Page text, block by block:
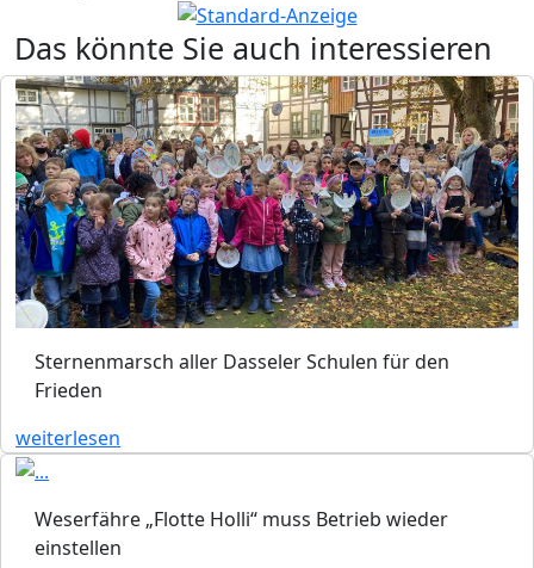
Das könnte Sie auch interessieren
Sternenmarsch aller Dasseler Schulen für den
Frieden
weiterlesen
Weserfähre „Flotte Holli“ muss Betrieb wieder
einstellen